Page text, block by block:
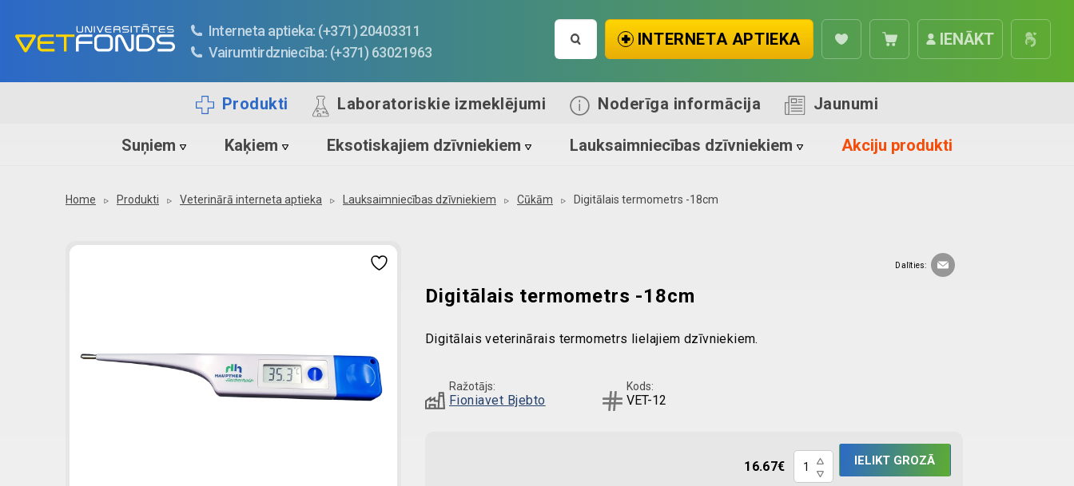
Interneta aptieka: (+371) 20403311
Vairumtirdzniecība: (+371) 63021963
IENĀKT
INTERNETA APTIEKA
Produkti Laboratoriskie izmeklējumi Noderīga informācija Jaunumi
Suņiem Kaķiem Eksotiskajiem dzīvniekiem Lauksaimniecības dzīvniekiem Akciju produkti
Home Produkti Veterinārā interneta aptieka Lauksaimniecības dzīvniekiem Cūkām Digitālais termometrs -18cm
Dalīties:
Digitālais termometrs -18cm
Digitālais veterinārais termometrs lielajiem dzīvniekiem.
Ražotājs:
Fioniavet Bjebto
Kods:
VET-12
16.67€Digitālais
termometrs
IELIKT GROZĀ